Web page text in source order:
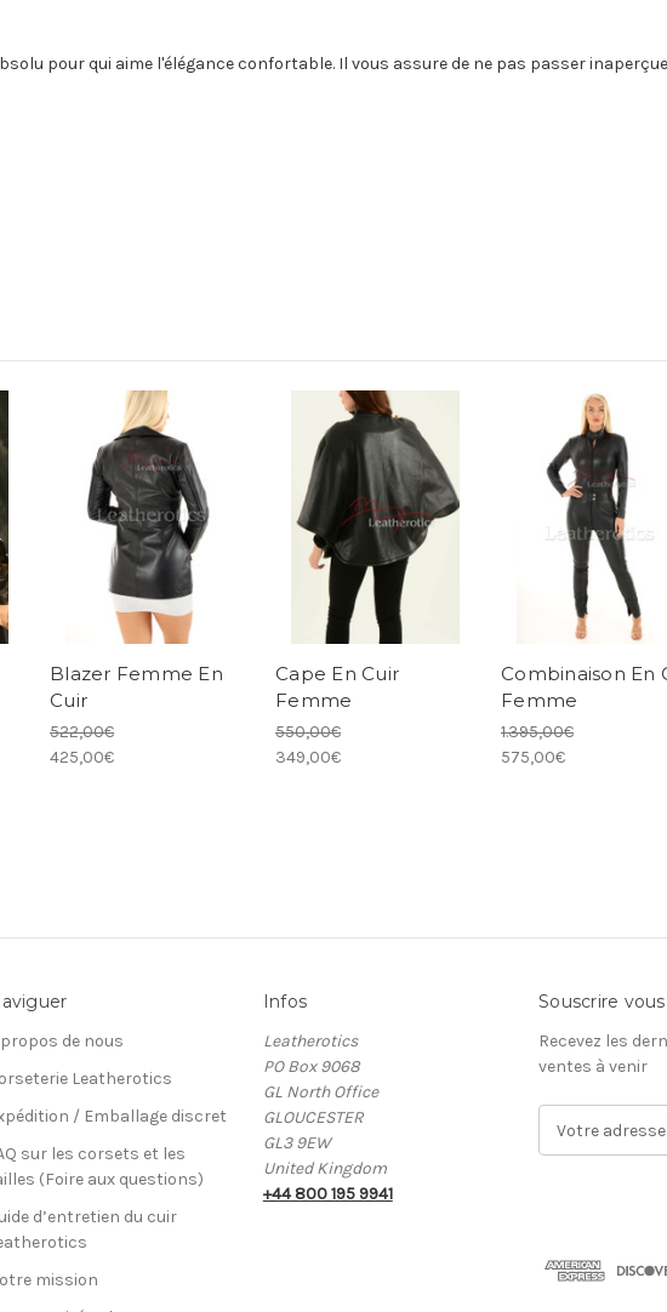
pour qui aime l'élégance confortable. Il vous assure de ne pas passer
Blazer Femme En
Cuir
522,00€
425,00€
Cape En Cuir
Femme
550,00€
349,00€
Combinaison En
Femme
1.395,00€
575,00€
propos de nous
Leatherotics
/ Emballage discret
sur les corsets et les
(Foire aux questions)
d’entretien du cuir
mission
Infos
Leatherotics
PO Box 9068
GL North Office
GLOUCESTER
GL3 9EW
United Kingdom
+44 800 195 9941
Souscrire
Recevez les
ventes à venir
e